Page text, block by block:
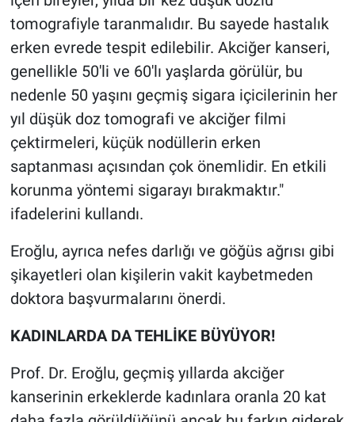
tomografiyle taranmalıdır. Bu sayede hastalık
erken evrede tespit edilebilir. Akciğer kanseri,
genellikle 50'li ve 60'lı yaşlarda görülür, bu
nedenle 50 yaşını geçmiş sigara içicilerinin her
yıl düşük doz tomografi ve akciğer filmi
çektirmeleri, küçük nodüllerin erken
saptanması açısından çok önemlidir. En etkili
korunma yöntemi sigarayı bırakmaktır."
ifadelerini kullandı.
Eroğlu, ayrıca nefes darlığı ve göğüs ağrısı gibi
şikayetleri olan kişilerin vakit kaybetmeden
doktora başvurmalarını önerdi.
KADINLARDA DA TEHLİKE BÜYÜYOR!
Prof. Dr. Eroğlu, geçmiş yıllarda akciğer
kanserinin erkeklerde kadınlara oranla 20 kat